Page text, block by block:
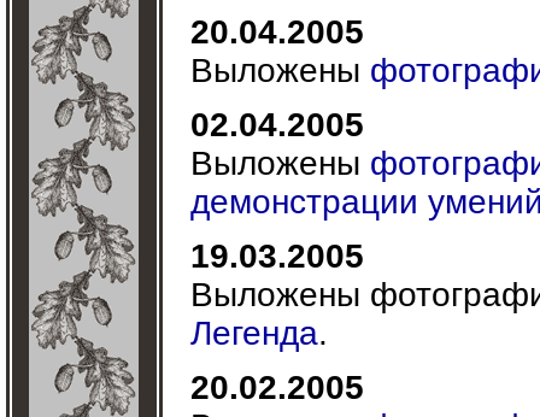
20.04.2005
Выложены
02.04.2005
Выложены
демонстрации
19.03.2005
Выложены
Легенда.
20.02.2005